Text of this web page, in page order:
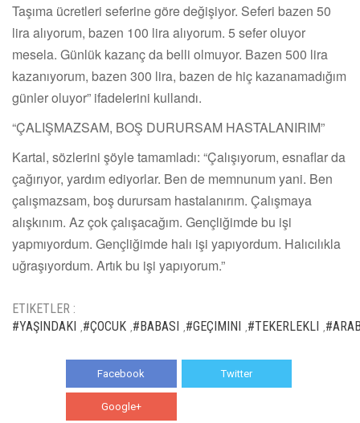
Taşıma ücretleri seferine göre değişiyor. Seferi bazen 50
lira alıyorum, bazen 100 lira alıyorum. 5 sefer oluyor
mesela. Günlük kazanç da belli olmuyor. Bazen 500 lira
kazanıyorum, bazen 300 lira, bazen de hiç kazanamadığım
günler oluyor” ifadelerini kullandı.
“ÇALIŞMAZSAM, BOŞ DURURSAM HASTALANIRIM”
Kartal, sözlerini şöyle tamamladı: “Çalışıyorum, esnaflar da
çağırıyor, yardım ediyorlar. Ben de memnunum yani. Ben
çalışmazsam, boş durursam hastalanırım. Çalışmaya
alışkınım. Az çok çalışacağım. Gençliğimde bu işi
yapmıyordum. Gençliğimde halı işi yapıyordum. Halıcılıkla
uğraşıyordum. Artık bu işi yapıyorum.”
ETIKETLER :
#YAŞINDAKI #ÇOCUK #BABASI #GEÇIMINI #TEKERLEKLI
Facebook Twitter
Google+